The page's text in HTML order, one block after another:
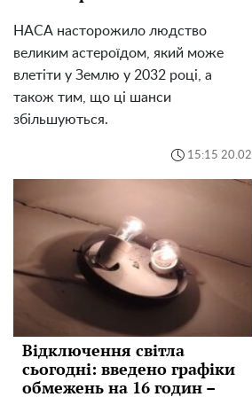
НАСА насторожило людство
великим астероїдом, який може
влетіти у Землю у 2032 році, а
також тим, що ці шанси
збільшуються.
15:15 20.02
Відключення світла
сьогодні: введено графіки
обмежень на 16 годин –